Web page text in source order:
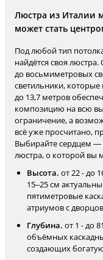
Люстра из Италии
может стать
Под любой тип
найдётся своя
до восьмиметровых
светильники, которые
до 13,7 метров
композицию на всю
ограничение, а
всё уже просчитано,
Выбирайте сердцем —
люстра, о которой вы
Высота. от 22 - до
15–25 см
пятиметровые
атриумов с
Глубина. от 1 - до
объёмных
создающих